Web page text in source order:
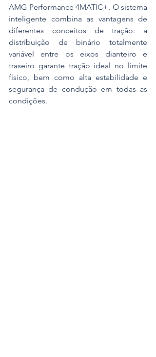
AMG Performance 4MATIC+. O sistema
inteligente combina as vantagens de
diferentes conceitos de tração: a
distribuição de binário totalmente
variável entre os eixos dianteiro e
traseiro garante tração ideal no limite
físico, bem como alta estabilidade e
segurança de condução em todas as
condições.